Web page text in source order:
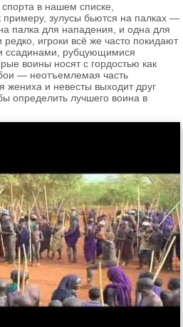
в нашем списке,
примеру, зулусы бьются на палках —
палка для нападения, и одна для
игроки всё же часто покидают
ссадинами, рубцующимися
воины носят с гордостью как
— неотъемлемая часть
жениха и невесты выходит друг
определить лучшего воина в